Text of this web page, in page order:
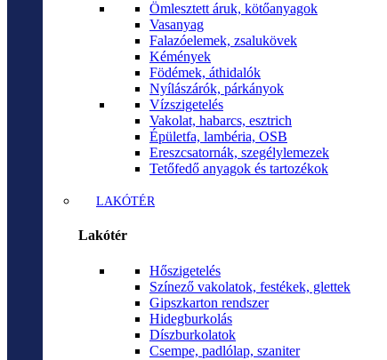
Ömlesztett áruk, kötőanyagok
Vasanyag
Falazóelemek, zsalukövek
Kémények
Födémek, áthidalók
Nyílászárók, párkányok
Vízszigetelés
Vakolat, habarcs, esztrich
Épületfa, lambéria, OSB
Ereszcsatornák, szegélylemezek
Tetőfedő anyagok és tartozékok
LAKÓTÉR
Lakótér
Hőszigetelés
Színező vakolatok, festékek, glettek
Gipszkarton rendszer
Hidegburkolás
Díszburkolatok
Csempe, padlólap, szaniter